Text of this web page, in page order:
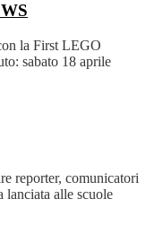
la First LEGO
sabato 18 aprile
reporter, comunicatori
lanciata alle scuole